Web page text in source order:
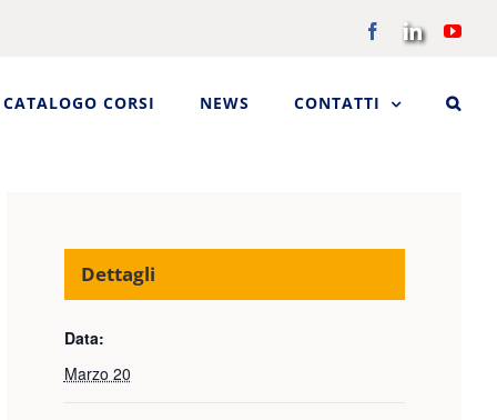
FacebookLinkedIn
CATALOGO CORSI NEWS CONTATTI
Dettagli
Data:
Marzo 20